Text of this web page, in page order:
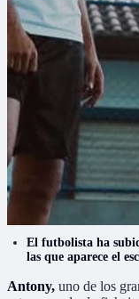
El futbolista ha
las que aparece el
Antony, uno de los